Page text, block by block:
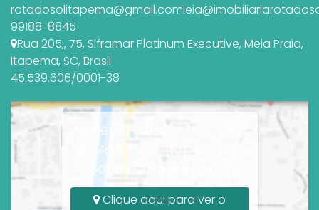
rotadosolitapema@gmail.com
99188-8845
Rua 205,, 75, Siframar Platinum Executive, Meia Praia,
Itapema, SC, Brasil
45.539.606/0001-38
Av Nereu Ramos, 4077, Sala
09, Meia Praia, Itapema, SC,
Santa Catarina, Brasil
Clique aqui para ver o